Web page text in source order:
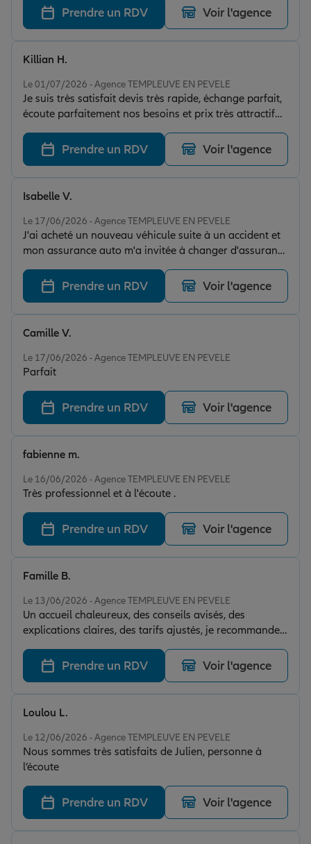
Prendre un RDV Voir l'agence
Le 01/07/2026 - Agence TEMPLEUVE EN PEVELE
Je suis très satisfait devis très rapide, échange parfait,
écoute parfaitement nos besoins et prix très attractif
merci Mr Derache
Killian H.
Prendre un RDV Voir l'agence
Le 17/06/2026 - Agence TEMPLEUVE EN PEVELE
J'ai acheté un nouveau véhicule suite à un accident et
mon assurance auto m'a invitée à changer d'assurance
le 15 juin en fin de journée. Véhicule acheté et livré le
18 juin plus d'assurance. Le 16 juin, j'ai passé ma
journée à chercher une assurance pour mon nouveau
véhicule. J'appelle Allianz ce matin. J'envoie un mail.
Mon problème est résolu par une personne très
l'agence de Templeuve Mr Derache pour sa réactivité,
son efficacité et son professionnalisme. Je
recommande à 100 💯 %
Isabelle V.
Prendre un RDV Voir l'agence
Le 17/06/2026 - Agence TEMPLEUVE EN PEVELE
Parfait
Camille V.
Prendre un RDV Voir l'agence
Le 16/06/2026 - Agence TEMPLEUVE EN PEVELE
Très professionnel et à l'écoute .
fabienne m.
Prendre un RDV Voir l'agence
Le 13/06/2026 - Agence TEMPLEUVE EN PEVELE
Un accueil chaleureux, des conseils avisés, des
explications claires, des tarifs ajustés, je recommande
Julien DERACHE et ALLIANZ Orchies et Templeuve-en-
Pévèle
Famille B.
Prendre un RDV Voir l'agence
Le 12/06/2026 - Agence TEMPLEUVE EN PEVELE
Nous sommes très satisfaits de Julien, personne à
l’écoute
Loulou L.
Prendre un RDV Voir l'agence